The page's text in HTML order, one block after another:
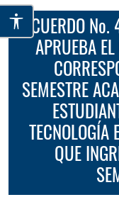
ACUERDO No. 45 POR MEDIO DEL CUAL SE
APRUEBA
SEMESTRE
TECNOLOGÍA
QUE